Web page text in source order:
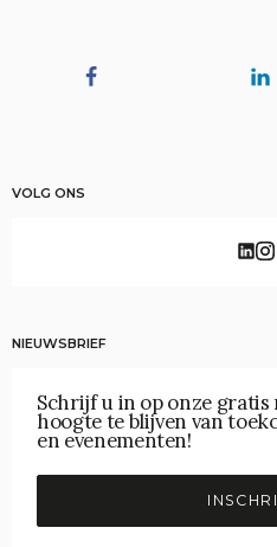
VOLG ONS
NIEUWSBRIEF
Schrijf u in op onze gratis
hoogte te blijven van
en evenementen!